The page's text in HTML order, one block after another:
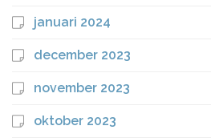
januari 2024
december 2023
november 2023
oktober 2023